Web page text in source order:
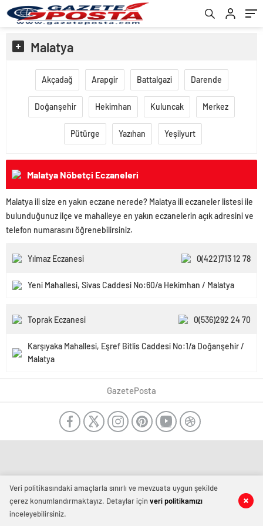
Malatya
Akçadağ Arapgir Battalgazi Darende
Doğanşehir Hekimhan Kuluncak Merkez
Pütürge Yazıhan Yeşilyurt
Malatya Nöbetçi Eczaneleri
Malatya ili size en yakın eczane nerede? Malatya ili eczaneler listesi ile
bulunduğunuz ilçe ve mahalleye en yakın eczanelerin açık adresini ve
telefon numarasını öğrenebilirsiniz.
Yılmaz Eczanesi 0(422)713 12 78
Yeni Mahallesi, Sivas Caddesi No:60/a Hekimhan / Malatya
Toprak Eczanesi 0(536)292 24 70
Karşıyaka Mahallesi, Eşref Bitlis Caddesi No:1/a Doğanşehir /
Malatya
GazetePosta
Veri politikasındaki amaçlarla sınırlı ve mevzuata uygun şekilde
çerez konumlandırmaktayız. Detaylar içinveri politikamızı
inceleyebilirsiniz.